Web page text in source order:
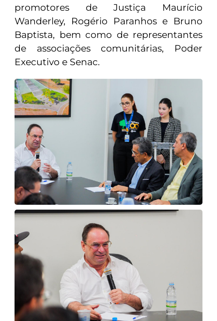
promotores de Justiça Maurício
Wanderley, Rogério Paranhos e Bruno
Baptista, bem como de representantes
de associações comunitárias, Poder
Executivo e Senac.